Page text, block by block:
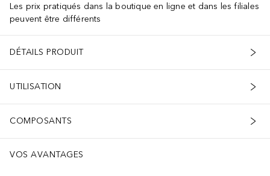
Les prix pratiqués dans la boutique en ligne et dans les filiales
peuvent être différents
DÉTAILS PRODUIT
UTILISATION
COMPOSANTS
basé sur la norme internationale ISO 16128 Parties 1 et
VOS AVANTAGES